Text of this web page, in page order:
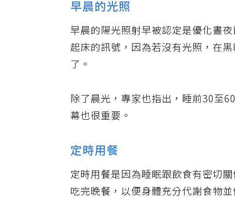
早晨的光照
早晨的陽光照射早被認定是優化晝
起床的訊號，因為若沒有光照，在
了。
除了晨光，專家也指出，睡前30至
幕也很重要。
定時用餐
定時用餐是因為睡眠跟飲食有密切
吃完晚餐，以便身體充分代謝食物